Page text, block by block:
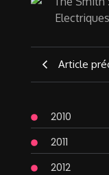
Article
2010
2011
2012